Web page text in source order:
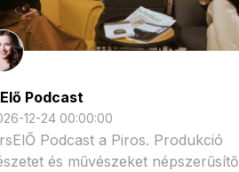
Podcast
12-24 00:00:00
Podcast a Piros. Produkció
és művészeket népszerűsítő